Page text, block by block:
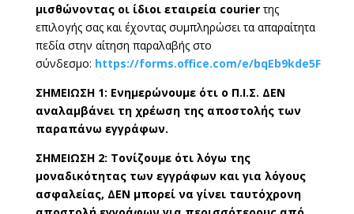
μισθώνοντας οι ίδιοι εταιρεία courierτης
επιλογής σας και έχοντας συμπληρώσει τα απαραίτητα
πεδία στην αίτηση παραλαβής στο
σύνδεσμο: https://forms.office.com/e/bqEb9kde5F
ΣΗΜΕΙΩΣΗ 1: Ενημερώνουμε ότι ο Π.Ι.Σ. ΔΕΝ
αναλαμβάνει τη χρέωση της αποστολής των
παραπάνω εγγράφων.
ΣΗΜΕΙΩΣΗ 2: Τονίζουμε ότι λόγω της
μοναδικότητας των εγγράφων και για λόγους
ασφαλείας, ΔΕΝ μπορεί να γίνει ταυτόχρονη